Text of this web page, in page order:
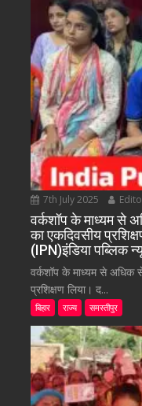
7th July 2025
वर्कशॉप के माध्यम से
का एकदिवसीय
(IPN)इंडिया पब्लिक
वर्कशॉप के माध्यम से अधिक
प्रशिक्षण लिया। द...
बिहार राज्य समस्तीपुर